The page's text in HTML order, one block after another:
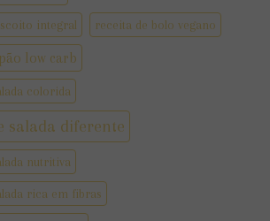
integral receita de bolo vegano
low carb
colorida
salada diferente
nutritiva
rica em fibras